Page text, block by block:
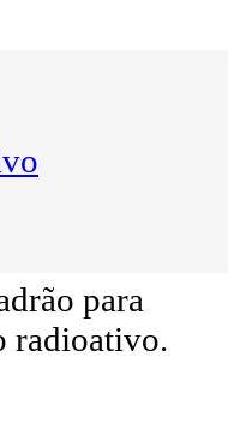
para
radioativo.